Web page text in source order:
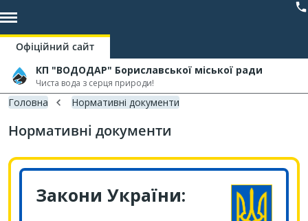
Офіційний сайт
КП "ВОДОДАР" Бориславської міської ради
Чиста вода з серця природи!
Головна Нормативні документи
Нормативні документи
Закони України: